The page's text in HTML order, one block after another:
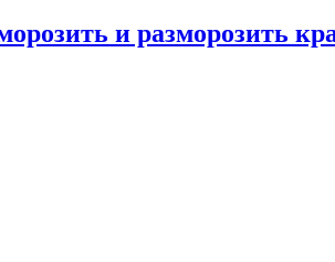
и разморозить